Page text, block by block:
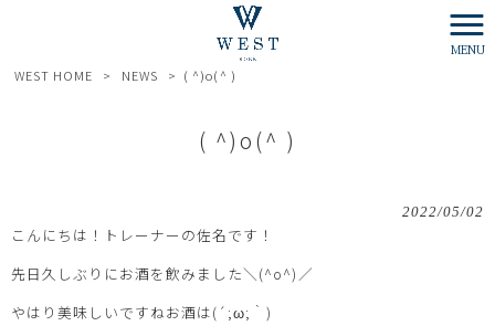
MENU
WEST HOME > NEWS > ( ^)o(^ )
( ^)o(^ )
2022/05/02
こんにちは！トレーナーの佐名です！
先日久しぶりにお酒を飲みました＼(^o^)／
やはり美味しいですねお酒は(´;ω;｀)